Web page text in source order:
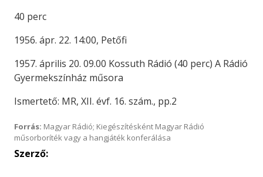
40 perc
1956. ápr. 22. 14:00, Petőfi
1957. április 20. 09.00 Kossuth Rádió (40 perc) A Rádió
Gyermekszínház műsora
Ismertető: MR, XII. évf. 16. szám., pp.2
Forrás: Magyar Rádió; Kiegészítésként Magyar Rádió
műsorboríték vagy a hangjáték konferálása
Szerző: